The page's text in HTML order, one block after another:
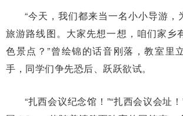
“今天，我们都来当一名小小导游，
旅游路线图。大家先想一想，咱们家乡
色景点？”曾绘锦的话音刚落，教室里
手，同学们争先恐后、跃跃欲试。
“扎西会议纪念馆！”“扎西会议会址